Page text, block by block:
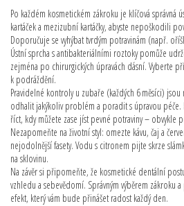
Po každém kosmetickém zákroku je klíčová správná
kartáček a mezizubní kartáčky, abyste nepoškodili
Doporučuje se vyhýbat tvrdým potravinám (např.
Ústní sprcha s antibakteriálními roztoky pomůže
zejména po chirurgických úpravách dásní. Vyberte
k podráždění.
Pravidelné kontroly u zubaře (každých 6 měsíci) jsou
odhalit jakýkoliv problém a poradit s úpravou
říct, kdy můžete zase jíst pevné potraviny – obvykle
Nezapomeňte na životní styl: omezte kávu, čaj a
nejodolnější fasety. Vodu s citronem pijte skrze
na sklovinu.
Na závěr si připomeňte, že kosmetické dentální
vzhledu a sebevědomí. Správným výběrem zákroku
efekt, který vám bude přinášet radost každý den.